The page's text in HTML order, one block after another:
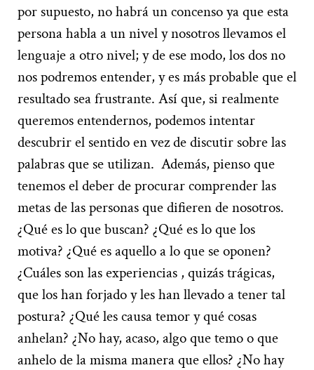
por supuesto, no habrá un concenso ya que esta
persona habla a un nivel y nosotros llevamos el
lenguaje a otro nivel; y de ese modo, los dos no
nos podremos entender, y es más probable que el
resultado sea frustrante. Así que, si realmente
queremos entendernos, podemos intentar
descubrir el sentido en vez de discutir sobre las
palabras que se utilizan. Además, pienso que
tenemos el deber de procurar comprender las
metas de las personas que difieren de nosotros.
¿Qué es lo que buscan? ¿Qué es lo que los
motiva? ¿Qué es aquello a lo que se oponen?
¿Cuáles son las experiencias , quizás trágicas,
que los han forjado y les han llevado a tener tal
postura? ¿Qué les causa temor y qué cosas
anhelan? ¿No hay, acaso, algo que temo o que
anhelo de la misma manera que ellos? ¿No hay